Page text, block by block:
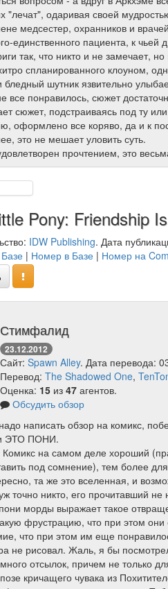
"лечат", одаривая своей
медсестер, охранников и
единственного пациента, к
так, что никто и не замечает,
спланированного клоуном,
шутник язвительно
все понравилось, сюжет
сюжет, подстраиваясь под ту
оформлено все коряво, да и к
это не мешает уловить суть.
прочтением, это
Pony: Friendship
IDW Publishing. Дата
| Номер в Базе | Номер на
Стимфалид
23.12.2012
Сайт: Spawn Alley. Дата перевода:
Перевод: The Shadowed One,
Оценка: 15 из 47 агентов.
Обсудить обзор
написать обзор на комикс,
ЭТО ПОНИ.
на самом деле хороший
под сомнение), тем более
та же это вселенная, и
точно никто, его прочитавший
морды выражает такое
фрустрацию, что при этом
что при этом им еще
не рисовал. Жаль, я бы
отсылок, причем не только
кричащего чувака из